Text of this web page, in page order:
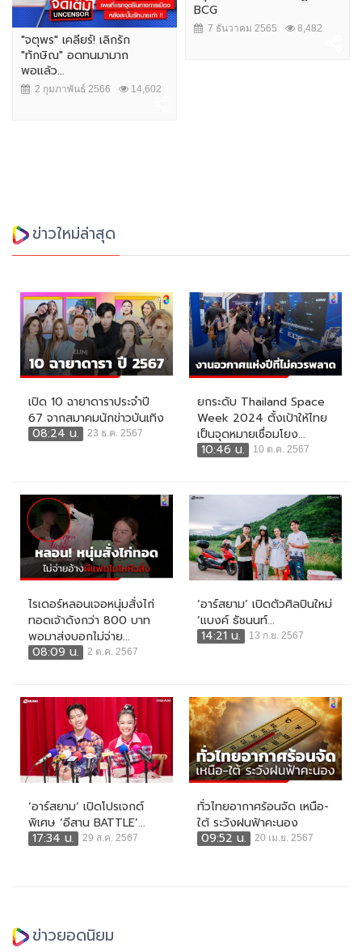
"จตุพร" เคลียร์! เลิกรัก
"ทักษิณ" อดทนมามาก
พอแล้ว...
2 กุมภาพันธ์ 2566 14,602
BCG
7 ธันวาคม 2565 8,482
ข่าวใหม่ล่าสุด
เปิด 10 ฉายาดาราประจำปี
67 จากสมาคมนักข่าวบันเทิง
08:24 น.
23 ธ.ค. 2567
ยกระดับ Thailand Space
Week 2024 ตั้งเป้าให้ไทย
เป็นจุดหมายเชื่อมโยง...
10:46 น.
10 ต.ค. 2567
ไรเดอร์หลอนเจอหนุ่มสั่งไก่
ทอดเจ้าดังกว่า 800 บาท
พอมาส่งบอกไม่จ่าย...
08:09 น.
2 ต.ค. 2567
‘อาร์สยาม’ เปิดตัวศิลปินใหม่
‘แบงค์ ธัชนนท์...
14:21 น.
13 ก.ย. 2567
‘อาร์สยาม’ เปิดโปรเจกต์
พิเศษ ‘อีสาน BATTLE’...
17:34 น.
29 ส.ค. 2567
ทั่วไทยอากาศร้อนจัด เหนือ-
ใต้ ระวังฝนฟ้าคะนอง
09:52 น.
20 เม.ย. 2567
ข่าวยอดนิยม